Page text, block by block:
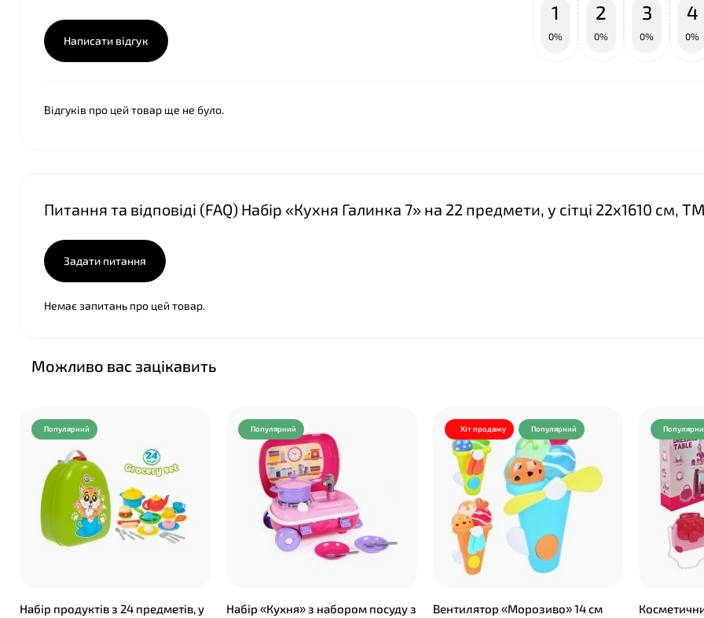
Написати відгук
1
0%
2
0%
3
0%
4
0%
Відгуків про цей товар ще не було.
Питання та відповіді (FAQ) Набір «Кухня Галинка 7» на 22 предмети, у сітці 22х1610 см,
Задати питання
Немає запитань про цей товар.
Можливо вас зацікавить
Популярний
Набір продуктів з 24 предметів, у
Популярний
Набір «Кухня» з набором посуду з
Хіт продажу Популярний
Вентилятор «Морозиво» 14 см